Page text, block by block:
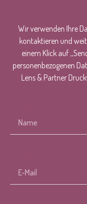
Wir verwenden Ihre
kontaktieren und
einem Klick auf
personenbezogenen
Lens & Partner